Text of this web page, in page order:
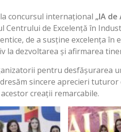
concursul internațional „IA de
Centrului de Excelență în
de a susține excelența în
la dezvoltarea și afirmarea
pentru desfășurarea
sincere aprecieri
creații remarcabile.